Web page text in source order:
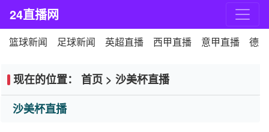
24直播网
篮球新闻 足球新闻 英超直播 西甲直播 意甲直播 德
现在的位置： 首页 > 沙美杯直播
沙美杯直播